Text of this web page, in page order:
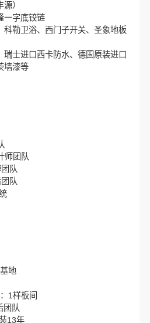
）
一字底铰链
科勒卫浴、西门子开关、圣象地板
瑞士进口西卡防水、德国原装进口
墙漆等
师团队
队
队
地
1样板间
团队
13年